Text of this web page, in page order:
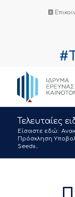
Τελευταίες
Είσαστε εδώ:
Πρόσκληση
Seed»...